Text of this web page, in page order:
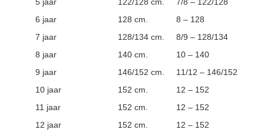
6 jaar
128 cm.
8 – 128
7 jaar
128/134 cm.
8/9 – 128/134
8 jaar
140 cm.
10 – 140
9 jaar
146/152 cm.
11/12 – 146/152
10 jaar
152 cm.
12 – 152
11 jaar
152 cm.
12 – 152
12 jaar
152 cm.
12 – 152